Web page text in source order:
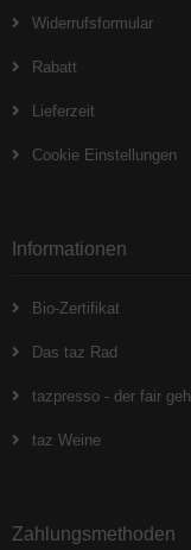
Widerrufsformular
Rabatt
Lieferzeit
Cookie Einstellungen
Informationen
Bio-Zertifikat
Das taz Rad
tazpresso - der fair
taz Weine
Zahlungsmethoden